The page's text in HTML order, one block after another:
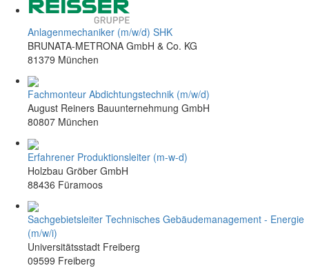
Anlagenmechaniker (m/w/d) SHK
BRUNATA-METRONA GmbH & Co. KG
81379 München
Fachmonteur Abdichtungstechnik (m/w/d)
August Reiners Bauunternehmung GmbH
80807 München
Erfahrener Produktionsleiter (m-w-d)
Holzbau Gröber GmbH
88436 Füramoos
Sachgebietsleiter Technisches Gebäudemanagement - Energie
(m/w/i)
Universitätsstadt Freiberg
09599 Freiberg